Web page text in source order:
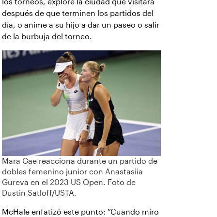
los torneos, explore la ciudad que visitará
después de que terminen los partidos del
día, o anime a su hijo a dar un paseo o salir
de la burbuja del torneo.
Mara Gae reacciona durante un partido de
dobles femenino junior con Anastasiia
Gureva en el 2023 US Open. Foto de
Dustin Satloff/USTA.
McHale enfatizó este punto: “Cuando miro